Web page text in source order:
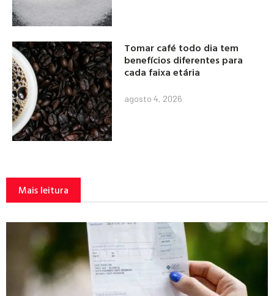
Tomar café todo dia tem
benefícios diferentes para
cada faixa etária
agosto 4, 2026
Mais leitura